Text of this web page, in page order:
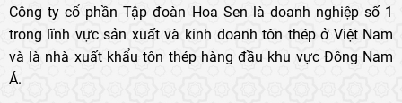
Công ty cổ phần Tập đoàn Hoa Sen là doanh nghiệp số 1
trong lĩnh vực sản xuất và kinh doanh tôn thép ở Việt Nam
và là nhà xuất khẩu tôn thép hàng đầu khu vực Đông Nam
Á.